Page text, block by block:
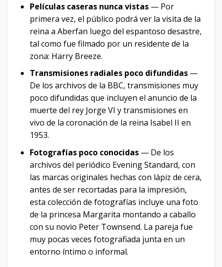
Películas caseras nunca vistas — Por
primera vez, el público podrá ver la visita de la
reina a Aberfan luego del espantoso desastre,
tal como fue filmado por un residente de la
zona: Harry Breeze.
Transmisiones radiales poco difundidas —
De los archivos de la BBC, transmisiones muy
poco difundidas que incluyen el anuncio de la
muerte del rey Jorge VI y transmisiones en
vivo de la coronación de la reina Isabel II en
1953.
Fotografías poco conocidas — De los
archivos del periódico Evening Standard, con
las marcas originales hechas con lápiz de cera,
antes de ser recortadas para la impresión,
esta colección de fotografías incluye una foto
de la princesa Margarita montando a caballo
con su novio Peter Townsend. La pareja fue
muy pocas veces fotografiada junta en un
entorno íntimo o informal.